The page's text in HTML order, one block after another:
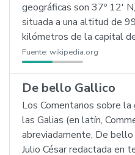
geográficas son 37º 12'
situada a una altitud de
kilómetros de la capital
Fuente: wikipedia.org
De bello Gallico
Los Comentarios sobre la
las Galias (en latín,
abreviadamente, De
Julio César redactada en